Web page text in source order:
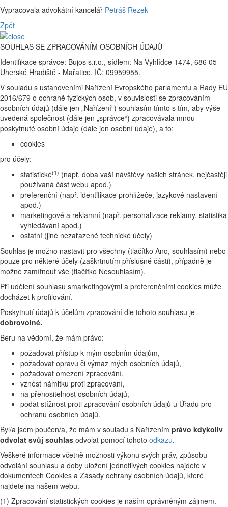
Vypracovala advokátní kancelář Petráš Rezek
Zpět
SOUHLAS SE ZPRACOVÁNÍM OSOBNÍCH ÚDAJŮ
Identifikace správce: Bujos s.r.o., sídlem: Na Vyhlídce 1474, 686 05
Uherské Hradiště - Mařatice, IČ: 09959955.
V souladu s ustanoveními Nařízení Evropského parlamentu a Rady EU
2016/679 o ochraně fyzických osob, v souvislosti se zpracováním
osobních údajů (dále jen „Nařízení“) souhlasím tímto s tím, aby výše
uvedená společnost (dále jen „správce“) zpracovávala mnou
poskytnuté osobní údaje (dále jen osobní údaje), a to:
cookies
pro účely:
statistické(1) (např. doba vaší návštěvy našich stránek, nejčastěji
používaná část webu apod.)
preferenční (např. identifikace prohlížeče, jazykové nastavení
apod.)
marketingové a reklamní (např. personalizace reklamy, statistika
vyhledávání apod.)
ostatní (jiné nezařazené technické účely)
Souhlas je možno nastavit pro všechny (tlačítko Ano, souhlasím) nebo
pouze pro některé účely (zaškrtnutím příslušné části), případně je
možné zamítnout vše (tlačítko Nesouhlasím).
Při udělení souhlasu smarketingovými a preferenčními cookies může
docházet k profilování.
Poskytnutí údajů k účelům zpracování dle tohoto souhlasu je
dobrovolné.
Beru na vědomí, že mám právo:
požadovat přístup k mým osobním údajům,
požadovat opravu či výmaz mých osobních údajů,
požadovat omezení zpracování,
vznést námitku proti zpracování,
na přenositelnost osobních údajů,
podat stížnost proti zpracování osobních údajů u Úřadu pro
ochranu osobních údajů.
Byl/a jsem poučen/a, že mám v souladu s Nařízením právo kdykoliv
odvolat svůj souhlas odvolat pomocí tohoto odkazu.
Veškeré informace včetně možnosti výkonu svých práv, způsobu
odvolání souhlasu a doby uložení jednotlivých cookies najdete v
dokumentech Cookies a Zásady ochrany osobních údajů, které
najdete na našem webu.
(1) Zpracování statistických cookies je naším oprávněným zájmem.